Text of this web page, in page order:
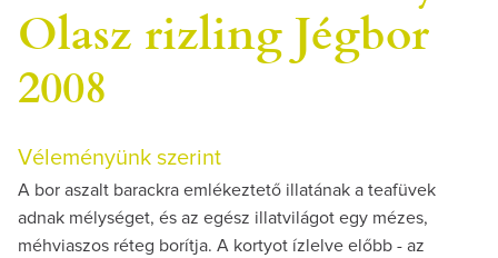
Olasz rizling Jégbor
2008
Véleményünk szerint
A bor aszalt barackra emlékeztető illatának a teafüvek
adnak mélységet, és az egész illatvilágot egy mézes,
méhviaszos réteg borítja. A kortyot ízlelve előbb - az